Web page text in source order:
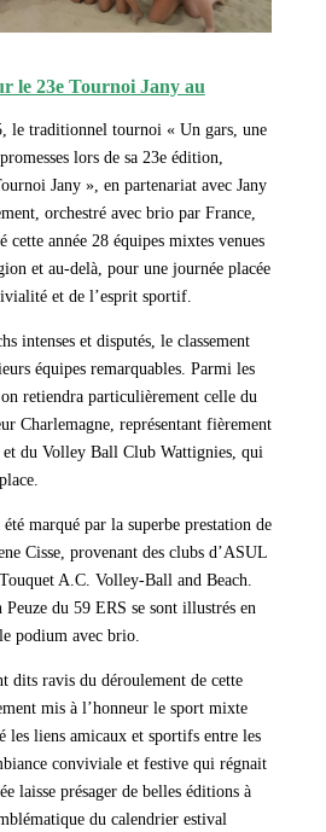
le 23e Tournoi Jany au
le traditionnel tournoi « Un gars, une
lors de sa 23e édition,
Jany », en partenariat avec Jany
orchestré avec brio par France,
cette année 28 équipes mixtes venues
et au-delà, pour une journée placée
et de l’esprit sportif.
intenses et disputés, le classement
équipes remarquables. Parmi les
retiendra particulièrement celle du
Charlemagne, représentant fièrement
et du Volley Ball Club Wattignies, qui
marqué par la superbe prestation de
Cisse, provenant des clubs d’ASUL
A.C. Volley-Ball and Beach.
du 59 ERS se sont illustrés en
podium avec brio.
dits ravis du déroulement de cette
mis à l’honneur le sport mixte
les liens amicaux et sportifs entre les
conviviale et festive qui régnait
laisse présager de belles éditions à
du calendrier estival